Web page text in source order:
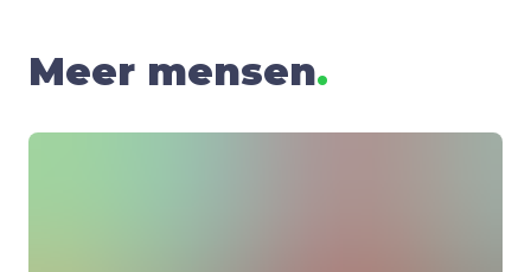
Meer mensen.